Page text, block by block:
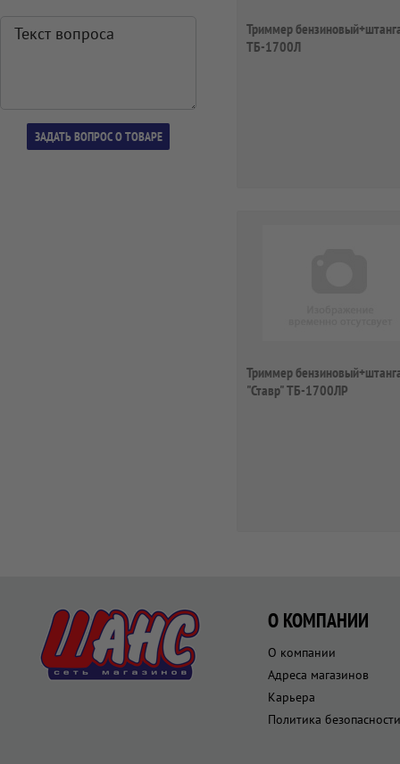
Триммер
ТБ-1700Л
Триммер
"Ставр" ТБ-1700ЛР
О КОМПАНИИ
О компании
Адреса магазинов
Карьера
Политика безопасности